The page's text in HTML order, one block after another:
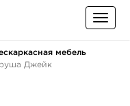
мебель
Джейк